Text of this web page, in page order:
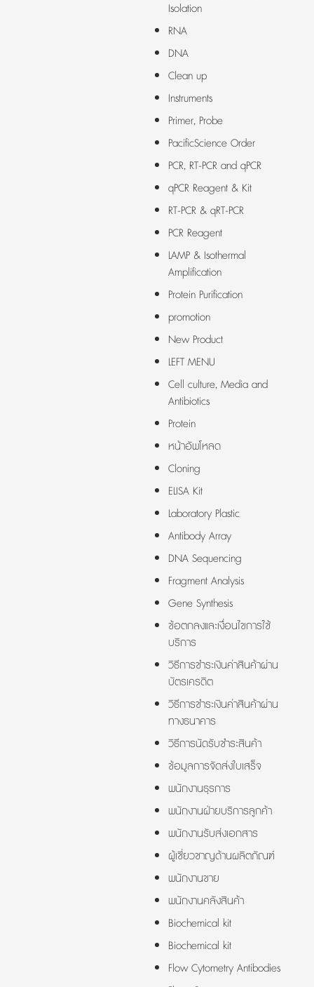
Isolation
RNA
DNA
Clean up
Instruments
Primer, Probe
PacificScience Order
PCR, RT-PCR and qPCR
qPCR Reagent & Kit
RT-PCR & qRT-PCR
PCR Reagent
LAMP & Isothermal
Amplification
Protein Purification
promotion
New Product
LEFT MENU
Cell culture, Media and
Antibiotics
Protein
หน้าอัพโหลด
Cloning
ELISA Kit
Laboratory Plastic
Antibody Array
DNA Sequencing
Fragment Analysis
Gene Synthesis
ข้อตกลงและเงื่อนไขการใช้
บริการ
วิธีการชำระเงินค่าสินค้าผ่าน
บัตรเครดิต
วิธีการชำระเงินค่าสินค้าผ่าน
ทางธนาคาร
วิธีการนัดรับชำระสินค้า
ข้อมูลการจัดส่งใบเสร็จ
พนักงานธุรการ
พนักงานฝ่ายบริการลูกค้า
พนักงานรับส่งเอกสาร
ผู้เชี่ยวชาญด้านผลิตภัณฑ์
พนักงานขาย
พนักงานคลังสินค้า
Biochemical kit
Biochemical kit
Flow Cytometry Antibodies